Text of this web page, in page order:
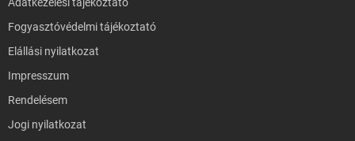
Fogyasztóvédelmi tájékoztató
Elállási nyilatkozat
Impresszum
Rendelésem
Jogi nyilatkozat